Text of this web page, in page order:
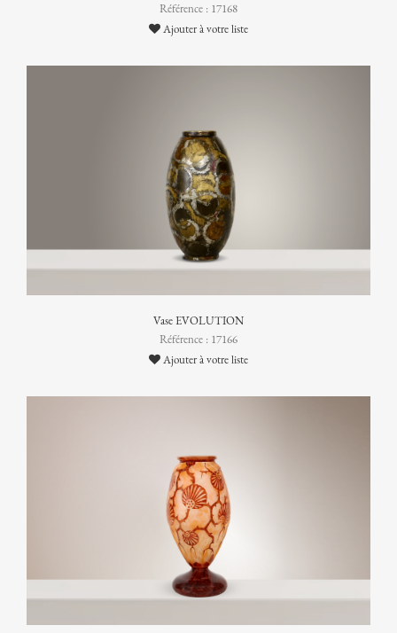
Référence : 17168
Ajouter à votre liste
Vase EVOLUTION
Référence : 17166
Ajouter à votre liste